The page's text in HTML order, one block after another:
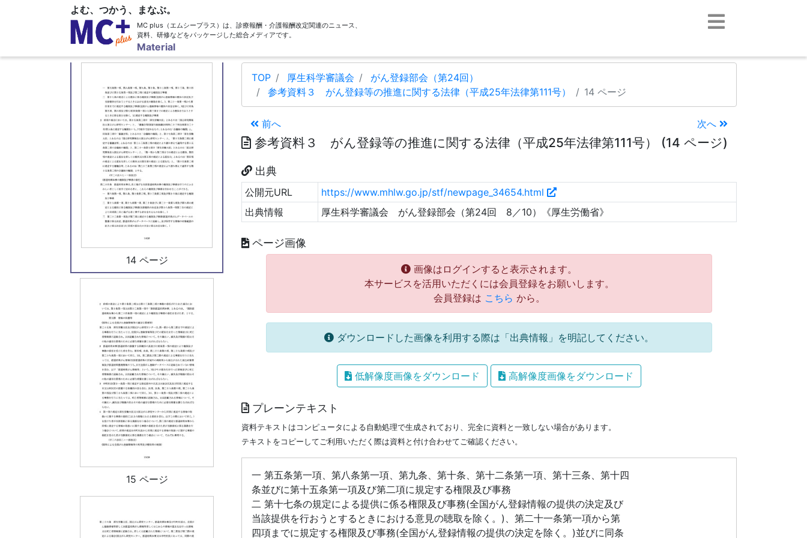
よむ、つかう、まなぶ。
MC plus（エムシープラス）は、診療報酬・介護報酬改定関連のニュース、
資料、研修などをパッケージした総合メディアです。
Material
13 ページ
14 ページ
15 ページ
TOP 厚生科学審議会
がん登録部会（第24回）
参考資料３ がん登録等の推進に関する法律（平成25年法律第111号）
14 ページ
前へ 次へ
参考資料３ がん登録等の推進に関する法律（平成25年法律第111号） (14 ページ)
出典
公開元URL
https://www.mhlw.go.jp/stf/newpage_34654.html
出典情報
厚生科学審議会 がん登録部会（第24回 8／10）《厚生労働省》
ページ画像
画像はログインすると表示されます。
本サービスを活用いただくには会員登録をお願いします。
会員登録は こちら から。
ダウンロードした画像を利用する際は「出典情報」を明記してください。
低解像度画像をダウンロード 高解像度画像をダウンロード
プレーンテキスト
資料テキストはコンピュータによる自動処理で生成されており、完全に資料と一致しない場合があります。
テキストをコピーしてご利用いただく際は資料と付け合わせてご確認ください。
一 第五条第一項、第八条第一項、第九条、第十条、第十二条第一項、第十三条、第十四
条並びに第十五条第一項及び第二項に規定する権限及び事務
二 第十七条の規定による提供に係る権限及び事務(全国がん登録情報の提供の決定及び
当該提供を行おうとするときにおける意見の聴取を除く。)、第二十一条第一項から第
四項までに規定する権限及び事務(全国がん登録情報の提供の決定を除く。)並びに同条